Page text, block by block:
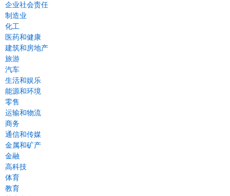
企业社会责任
制造业
化工
医药和健康
建筑和房地产
旅游
汽车
生活和娱乐
能源和环境
零售
运输和物流
商务
通信和传媒
金属和矿产
金融
高科技
体育
教育